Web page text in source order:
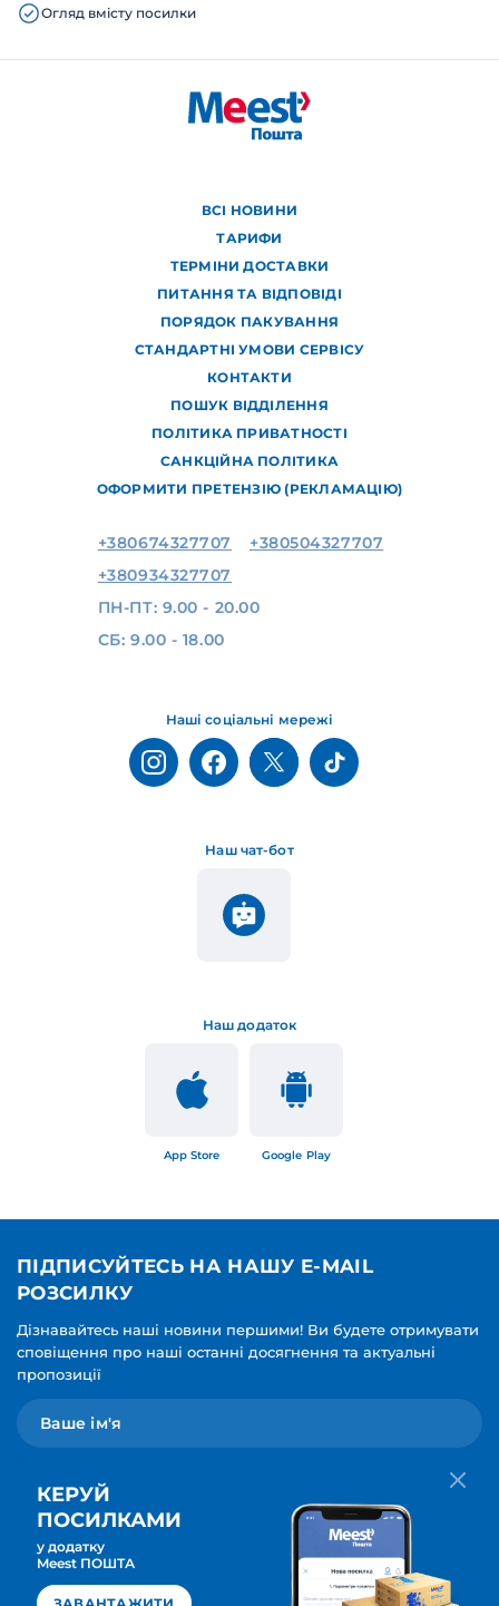
Огляд вмісту посилки
ВСІ НОВИНИ
ТАРИФИ
ТЕРМІНИ ДОСТАВКИ
ПИТАННЯ ТА ВІДПОВІДІ
ПОРЯДОК ПАКУВАННЯ
СТАНДАРТНІ УМОВИ СЕРВІСУ
КОНТАКТИ
ПОШУК ВІДДІЛЕННЯ
ПОЛІТИКА ПРИВАТНОСТІ
САНКЦІЙНА ПОЛІТИКА
ОФОРМИТИ ПРЕТЕНЗІЮ (РЕКЛАМАЦІЮ)
Наш додаток
App Store Google Play
Наш чат-бот
Наші соціальні мережі
+380674327707
+380504327707
+380934327707
ПН-ПТ: 9.00 - 20.00
СБ: 9.00 - 18.00
ПІДПИСУЙТЕСЬ НА НАШУ E-MAIL
РОЗСИЛКУ
Дізнавайтесь наші новини першими! Ви будете отримувати
сповіщення про наші останні досягнення та актуальні
пропозиції
Мова для вашої розсилки
Українська
ПІДПИСАТИСЯ
КЕРУЙ
ПОСИЛКАМИ
у додатку
Meest ПОШТА